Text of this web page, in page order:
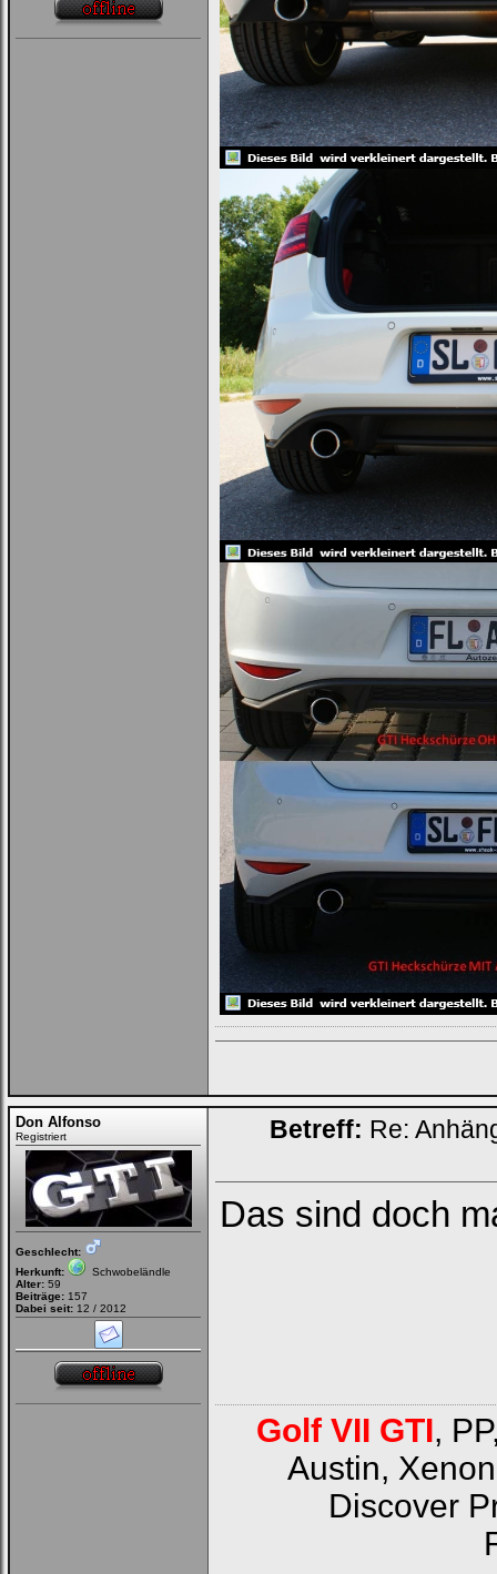
Don Alfonso
Registriert
Geschlecht:
Herkunft:
Schwobeländle
Alter: 59
Beiträge: 157
Dabei seit: 12 / 2012
Betreff: Re:
Das sind doch
Golf VII GTI,
Austin,
Discover